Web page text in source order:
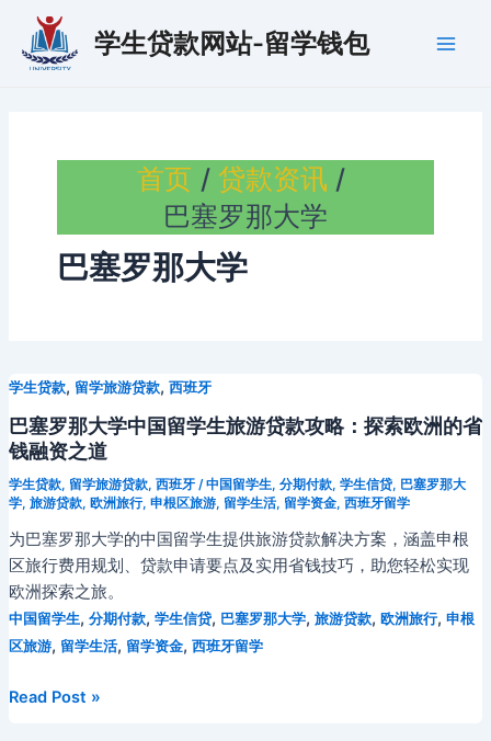
学生贷款网站-留学钱包
首页
贷款资讯
巴塞罗那大学
巴塞罗那大学
学生贷款, 留学旅游贷款, 西班牙
巴塞罗那大学中国留学生旅游贷款攻略：探索欧洲的省
钱融资之道
学生贷款, 留学旅游贷款, 西班牙/中国留学生, 分期付款, 学生信贷, 巴塞罗那大
学, 旅游贷款, 欧洲旅行, 申根区旅游, 留学生活, 留学资金, 西班牙留学
为巴塞罗那大学的中国留学生提供旅游贷款解决方案，涵盖申根
区旅行费用规划、贷款申请要点及实用省钱技巧，助您轻松实现
欧洲探索之旅。
中国留学生, 分期付款, 学生信贷, 巴塞罗那大学, 旅游贷款, 欧洲旅行, 申根
区旅游, 留学生活, 留学资金, 西班牙留学
巴
Read Post »